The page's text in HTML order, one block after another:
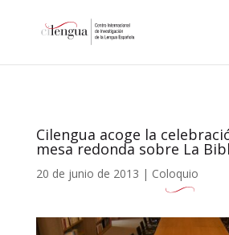
Cilengua acoge la
mesa redonda sobre La
20 de junio de 2013 | Coloquio